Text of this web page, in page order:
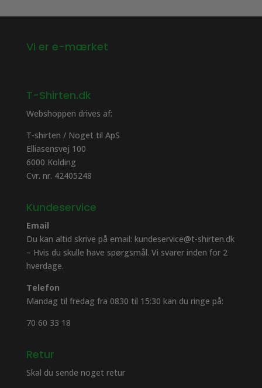
Vi er e-mærket
T-Shirten.dk
Webshoppen drives af:
T-shirten / Noget til ApS
Elliasensvej 100
6000 Kolding
Cvr. nr. 42405248
Kundeservice
Email
Du kan altid skrive på email: kundeservice@t-shirten.dk
– Hvis du skulle have spørgsmål. Vi svarer inden for 2
hverdage.
Telefon
Mandag til fredag fra 0830 til 15:30 kan du ringe på:
70 60 33 18
Retur
Skal du sende noget retur